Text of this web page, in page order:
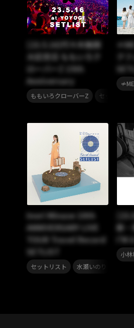
[23.5.16]代々木無限
大記念日 ももいろク
ローバーZ 15th
Anniversary
ももいろクローバーZ セットリスト
ク
≠ME
Inori Minase 10th
ANNIVERSARY LIVE
TOUR Travel Record
SETLIST
セットリスト 水瀬いのり
断
小林